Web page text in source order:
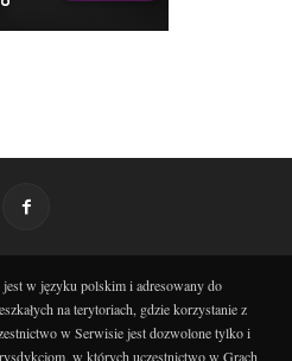
w języku polskim i adresowany do
na terytoriach, gdzie korzystanie z
w Serwisie jest dozwolone tylko i
w których uczestnictwo w Grach